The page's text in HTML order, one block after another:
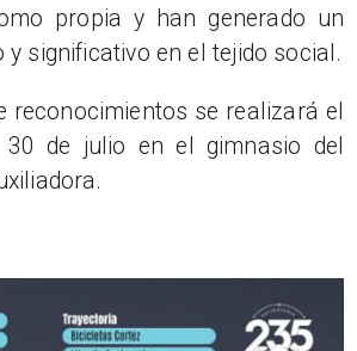
propia y han generado un
significativo en el tejido social.
reconocimientos se realizará el
30 de julio en el gimnasio del